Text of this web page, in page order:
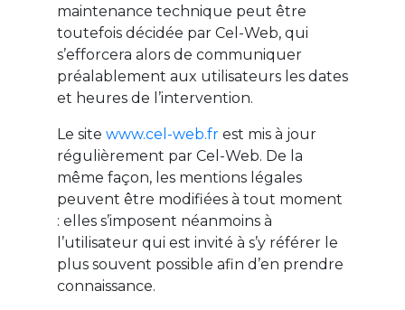
maintenance technique peut être
toutefois décidée par Cel-Web, qui
s’efforcera alors de communiquer
préalablement aux utilisateurs les dates
et heures de l’intervention.
Le site www.cel-web.fr est mis à jour
régulièrement par Cel-Web. De la
même façon, les mentions légales
peuvent être modifiées à tout moment
: elles s’imposent néanmoins à
l’utilisateur qui est invité à s’y référer le
plus souvent possible afin d’en prendre
connaissance.